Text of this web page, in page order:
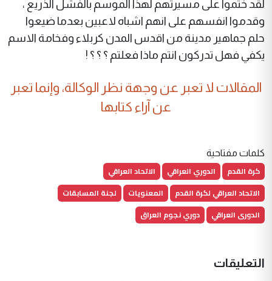
لقد ختموا على مسيرتهم لهذا الموسم بالفشل الذريع ،
وقدموا انفسهم على انهم اشباه لاعبين بعدما ضيعوا
حلم جماهير مدينة من اقدس المدن كربلاء وفخامة الاسم
يكفي فهل تدركون انتم ماذا فعلتم ؟ ؟ ؟ !
المقالات لا تعبر عن وجهة نظر الوكالة، وإنما تعبر
عن آراء كتابها
كلمات مفتاحية
كرة القدم الدوري العراقي
الاتحاد العراقي
الاتحاد العراقي لكرة القدم
المعنويات
لجنة المسابقات
الدورى العراقي
دوري نجوم العراق
التعليقات